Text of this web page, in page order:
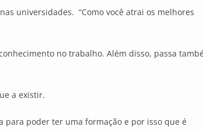
universidades. “Como você atrai os melhores
no trabalho. Além disso, passa
a existir.
para poder ter uma formação e por isso que é